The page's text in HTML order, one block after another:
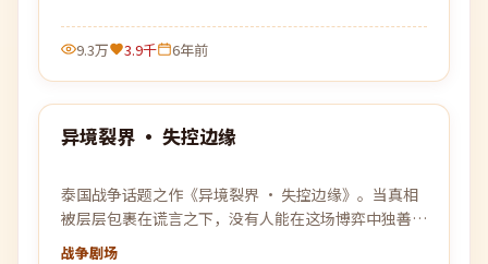
9.3万 3.9千 6年前
热门
99:18
异境裂界 · 失控边缘
泰国战争话题之作《异境裂界 · 失控边缘》。当真相
被层层包裹在谎言之下，没有人能在这场博弈中独善其
身。
战争剧场